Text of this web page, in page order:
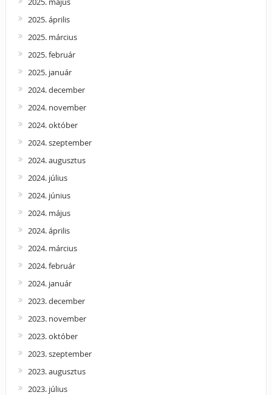
2025. április
2025. március
2025. február
2025. január
2024. december
2024. november
2024. október
2024. szeptember
2024. augusztus
2024. július
2024. június
2024. május
2024. április
2024. március
2024. február
2024. január
2023. december
2023. november
2023. október
2023. szeptember
2023. augusztus
2023. július